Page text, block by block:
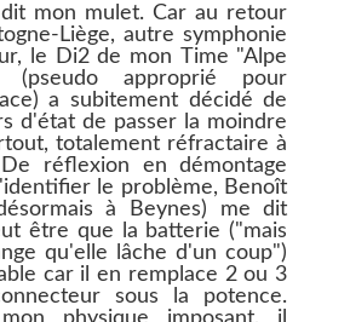
mon mulet. Car au retour
Liège, autre symphonie
le Di2 de mon Time "Alpe
(pseudo approprié pour
a subitement décidé de
d'état de passer la moindre
totalement réfractaire à
réflexion en démontage
le problème, Benoît
à Beynes) me dit
être que la batterie ("mais
qu'elle lâche d'un coup")
car il en remplace 2 ou 3
sous la potence.